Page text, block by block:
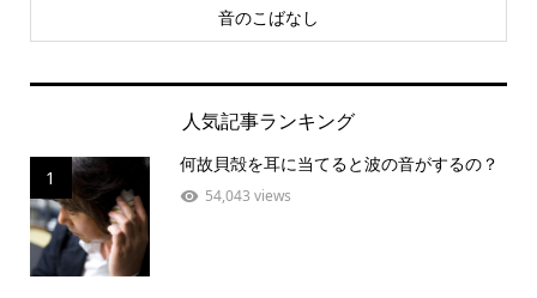
音のこばなし
人気記事ランキング
1
何故貝殻を耳に当てると波の音がするの？
54,043 views